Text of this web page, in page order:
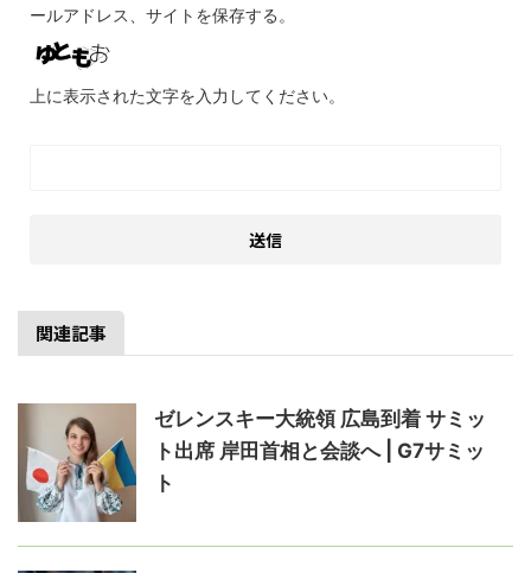
ールアドレス、サイトを保存する。
上に表示された文字を入力してください。
関連記事
ゼレンスキー大統領 広島到着 サミッ
ト出席 岸田首相と会談へ | G7サミッ
ト